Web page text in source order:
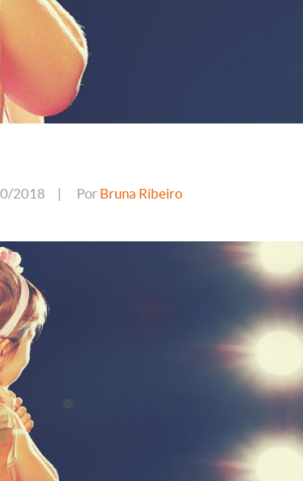
2018 Por Bruna Ribeiro